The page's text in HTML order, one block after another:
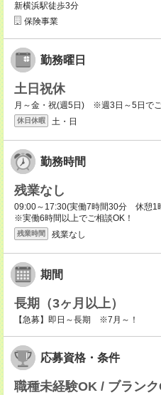
新横浜駅徒歩3分
保険事業
勤務曜日
土日祝休
月～金・祝(週5日) ※週3日～5日でご
休日休暇 土・日
勤務時間
残業なし
09:00～17:30(実働7時間30分 休憩1
※実働6時間以上でご相談OK！
残業時間 残業なし
期間
長期（3ヶ月以上）
【急募】即日～長期 ※7月～！
応募資格・条件
職種未経験OK / ブラン